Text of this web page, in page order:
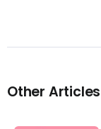
Other Articles